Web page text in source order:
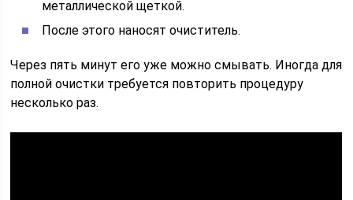
металлической щеткой.
После этого наносят очиститель.
Через пять минут его уже можно смывать. Иногда для
полной очистки требуется повторить процедуру
несколько раз.